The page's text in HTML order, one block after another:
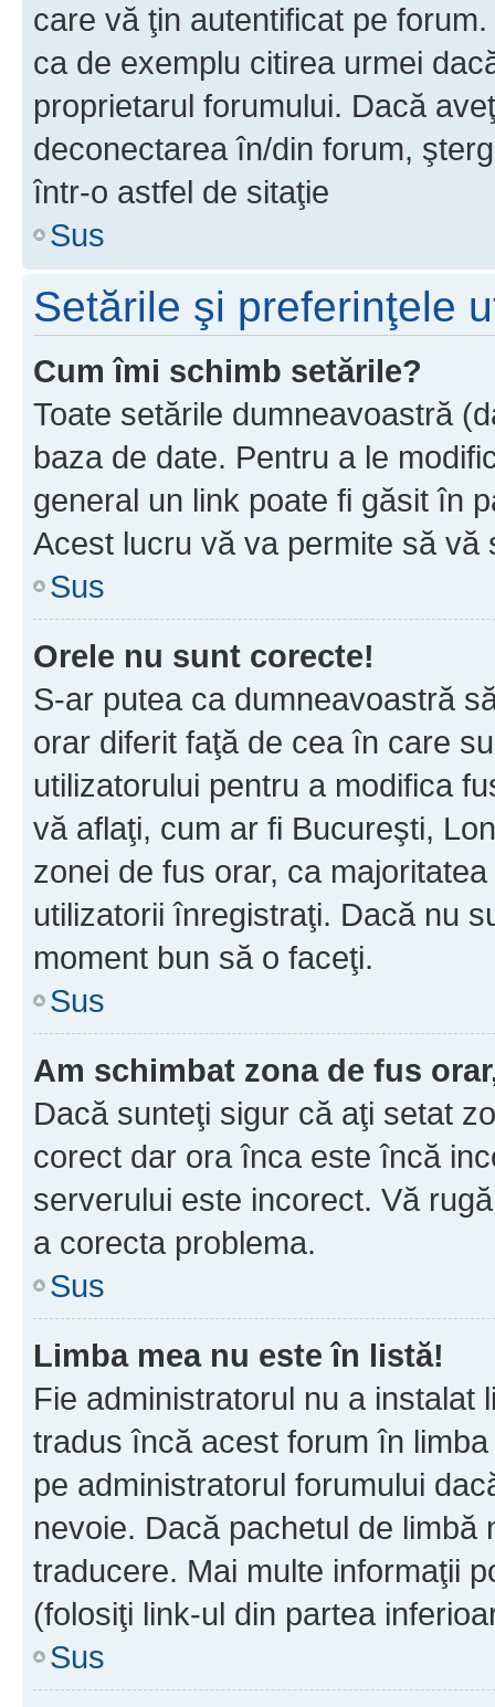
care vă ţin autentificat pe
ca de exemplu citirea urmei
proprietarul forumului. Dacă
deconectarea în/din forum,
într-o astfel de sitaţie
Sus
Setările şi preferinţele
Cum îmi schimb setările?
Toate setările dumneavoastră
baza de date. Pentru a le
general un link poate fi găsit în
Acest lucru vă va permite să vă
Sus
Orele nu sunt corecte!
S-ar putea ca dumneavoastră
orar diferit faţă de cea în care
utilizatorului pentru a modifica
vă aflaţi, cum ar fi Bucureşti,
zonei de fus orar, ca
utilizatorii înregistraţi. Dacă nu
moment bun să o faceţi.
Sus
Am schimbat zona de fus
Dacă sunteţi sigur că aţi setat
corect dar ora înca este încă
serverului este incorect. Vă
a corecta problema.
Sus
Limba mea nu este în listă!
Fie administratorul nu a instalat
tradus încă acest forum în
pe administratorul forumului
nevoie. Dacă pachetul de
traducere. Mai multe informaţii
(folosiţi link-ul din partea
Sus